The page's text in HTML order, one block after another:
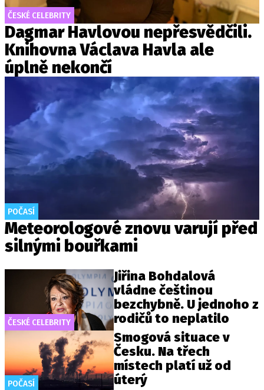
ČESKÉ CELEBRITY
Dagmar Havlovou nepřesvědčili.
Knihovna Václava Havla ale
úplně nekončí
POČASÍ
Meteorologové znovu varují před
silnými bouřkami
ČESKÉ CELEBRITY
Jiřina Bohdalová
vládne češtinou
bezchybně. U jednoho z
rodičů to neplatilo
POČASÍ
Smogová situace v
Česku. Na třech
místech platí už od
úterý